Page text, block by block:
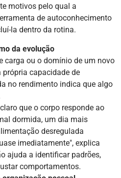
motivos pelo qual a
de autoconhecimento
la dentro da rotina.
da evolução
carga ou o domínio de um novo
capacidade de
no rendimento indica que algo
que o corpo responde ao
dormida, um dia mais
desregulada
imediatamente", explica
ajuda a identificar padrões,
comportamentos.